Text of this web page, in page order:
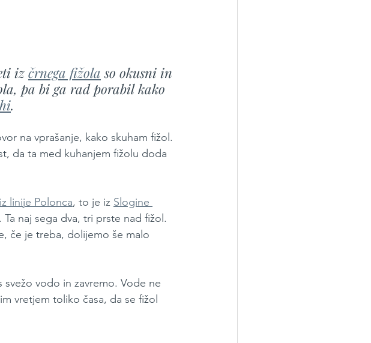
iz črnega fižola so okusni in
pa bi ga rad porabil kako
.
na vprašanje, kako skuham fižol.
da ta med kuhanjem fižolu doda
linije Polonca, to je iz Slogine
naj sega dva, tri prste nad fižol.
če je treba, dolijemo še malo
vodo in zavremo. Vode ne
vretjem toliko časa, da se fižol